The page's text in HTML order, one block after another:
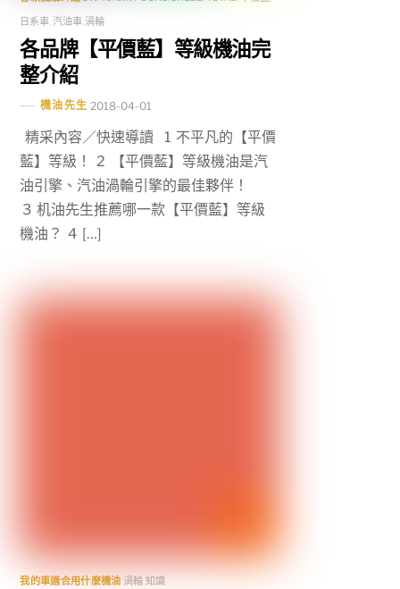
日系車 汽油車,渦輪
各品牌【平價藍】等級機油完
整介紹
機油先生 2018-04-01
精采內容／快速導讀 1 不平凡的【平價
藍】等級！ 2 【平價藍】等級機油是汽
油引擎、汽油渦輪引擎的最佳夥伴！
3 机油先生推薦哪一款【平價藍】等級
機油？ 4 […]
我的車適合用什麼機油 渦輪, 知識